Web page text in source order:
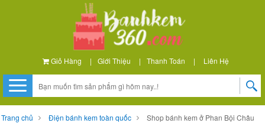
Giỏ Hàng | Giới Thiệu | Thanh Toán | Liên Hệ
Trang chủ Điện bánh kem toàn quốc Shop bánh kem ở Phan Bội Châu